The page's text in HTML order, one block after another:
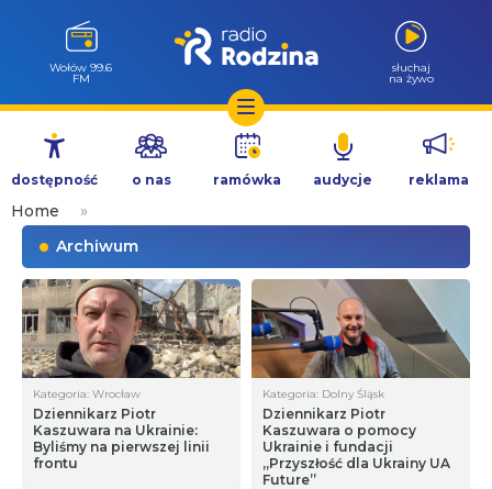
Przejdź
treści
Wołów 99.6
FM
słuchaj
na żywo
dostępność o nas ramówka audycje reklama
Home
»
Archiwum
Kategoria: Wrocław
Dziennikarz Piotr
Kaszuwara na Ukrainie:
Byliśmy na pierwszej linii
frontu
Kategoria: Dolny Śląsk
Dziennikarz Piotr
Kaszuwara o pomocy
Ukrainie i fundacji
„Przyszłość dla Ukrainy UA
Future”